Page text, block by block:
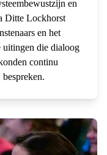
en
Ditte Lockhorst
en het
uitingen die dialoog
continu